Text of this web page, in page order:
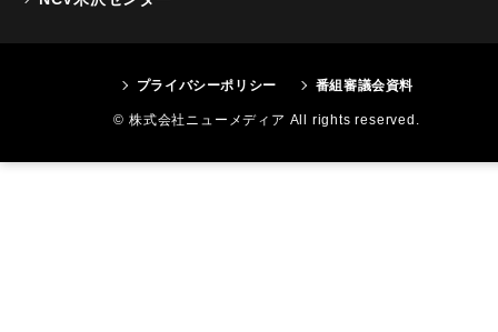
プライバシーポリシー 番組審議会資料
© 株式会社ニューメディア All rights reserved.